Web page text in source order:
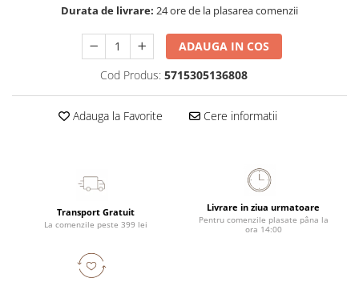
Durata de livrare: 24 ore de la plasarea comenzii
ADAUGA IN COS
Cod Produs: 5715305136808
Adauga la Favorite Cere informatii
Transport Gratuit
La comenzile peste 399 lei
Livrare in ziua urmatoare
Pentru comenzile plasate pâna la
ora 14:00